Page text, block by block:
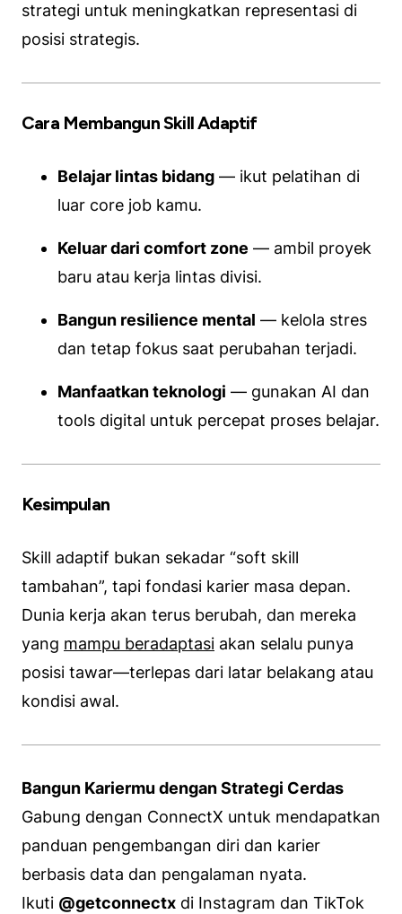
strategi untuk meningkatkan representasi di
posisi strategis.
Cara Membangun Skill Adaptif
Belajar lintas bidang — ikut pelatihan di
luar core job kamu.
Keluar dari comfort zone — ambil proyek
baru atau kerja lintas divisi.
Bangun resilience mental — kelola stres
dan tetap fokus saat perubahan terjadi.
Manfaatkan teknologi — gunakan AI dan
tools digital untuk percepat proses belajar.
Kesimpulan
Skill adaptif bukan sekadar “soft skill
tambahan”, tapi fondasi karier masa depan.
Dunia kerja akan terus berubah, dan mereka
yang mampu beradaptasi akan selalu punya
posisi tawar—terlepas dari latar belakang atau
kondisi awal.
Bangun Kariermu dengan Strategi Cerdas
Gabung dengan ConnectX untuk mendapatkan
panduan pengembangan diri dan karier
berbasis data dan pengalaman nyata.
Ikuti @getconnectx di Instagram dan TikTok